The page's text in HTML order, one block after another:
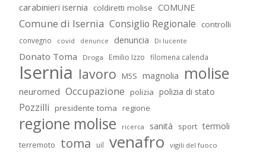
carabinieri isernia coldiretti molise COMUNE
Comune di Isernia Consiglio Regionale controlli
convegno covid denunce denuncia Di lucente
Donato Toma Droga Emilio Izzo filomena calenda
Isernia lavoro M5S magnolia molise
neuromed Occupazione polizia polizia di stato
Pozzilli presidente toma regione
regione molise ricerca sanità sport termoli
terremoto toma uil venafro vigili del fuoco